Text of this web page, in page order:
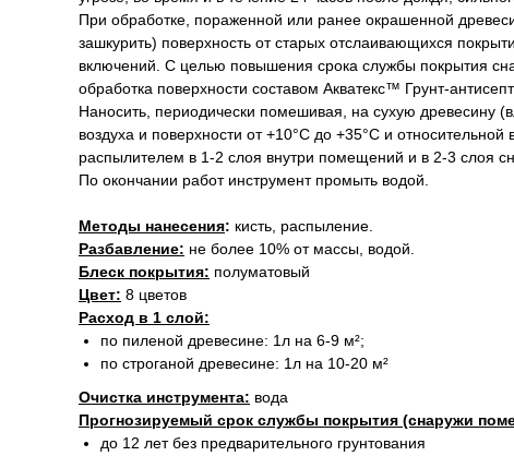
При обработке, пораженной или ранее окрашенной
зашкурить) поверхность от старых отслаивающихся
включений. С целью повышения срока службы покрытия
обработка поверхности составом Акватекс™ Грунт-
Наносить, периодически помешивая, на сухую древесину
воздуха и поверхности от +10°С до +35°С и
распылителем в 1-2 слоя внутри помещений и в 2-3 слоя
По окончании работ инструмент промыть водой.
Методы нанесения: кисть, распыление.
Разбавление: не более 10% от массы, водой.
Блеск покрытия: полуматовый
Цвет: 8 цветов
Расход в 1 слой:
по пиленой древесине: 1л на 6-9 м²;
по строганой древесине: 1л на 10-20 м²
Очистка инструмента: вода
Прогнозируемый срок службы покрытия (снаружи
до 12 лет без предварительного грунтования